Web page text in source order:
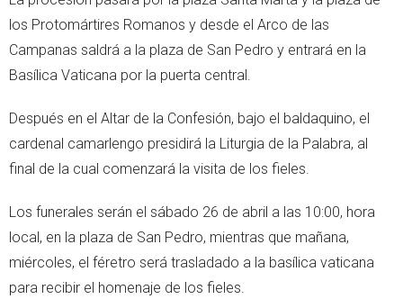
los Protomártires Romanos y desde el Arco de las
Campanas saldrá a la plaza de San Pedro y entrará en la
Basílica Vaticana por la puerta central.
Después en el Altar de la Confesión, bajo el baldaquino, el
cardenal camarlengo presidirá la Liturgia de la Palabra, al
final de la cual comenzará la visita de los fieles.
Los funerales serán el sábado 26 de abril a las 10:00, hora
local, en la plaza de San Pedro, mientras que mañana,
miércoles, el féretro será trasladado a la basílica vaticana
para recibir el homenaje de los fieles.